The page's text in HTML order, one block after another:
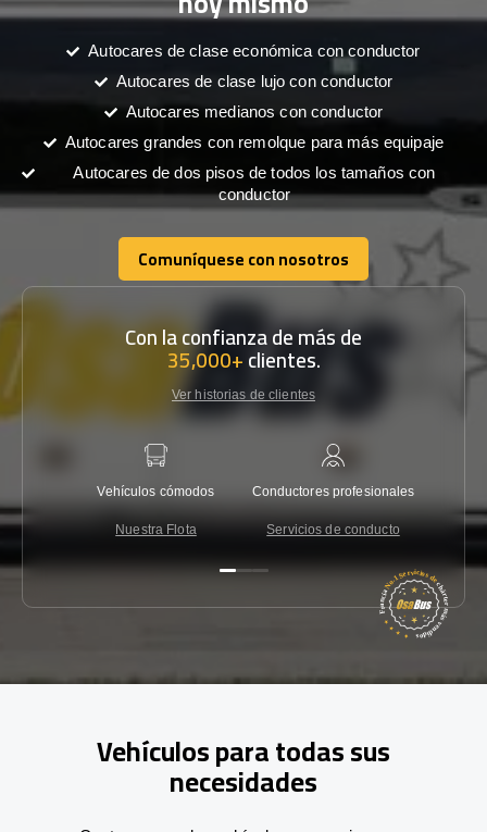
Autocares de clase económica con conductor
Autocares de clase lujo con conductor
Autocares medianos con conductor
Autocares grandes con remolque para más equipaje
Autocares de dos pisos de todos los tamaños con
conductor
Comuníquese con nosotros
Comuníquese con nosotros
Con la confianza de más de
35,000+clientes.
Ver historias de clientes
Vehículos cómodos
Nuestra Flota
Conductores profesionales
Servicios de conducto
Vehículos para todas sus
necesidades